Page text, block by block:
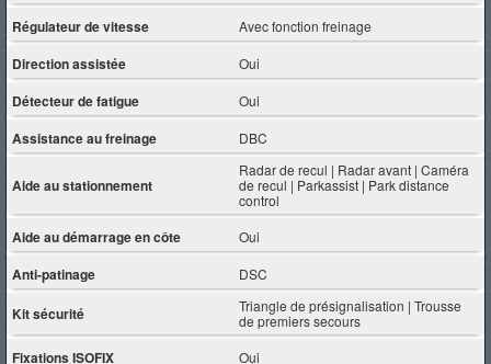
Régulateur de vitesse Avec fonction freinage
Direction assistée Oui
Détecteur de fatigue Oui
Assistance au freinage DBC
Aide au stationnement
Radar de recul | Radar avant | Caméra
de recul | Parkassist | Park distance
control
Aide au démarrage en côte Oui
Anti-patinage DSC
Kit sécurité
Triangle de présignalisation | Trousse
de premiers secours
Fixations ISOFIX Oui